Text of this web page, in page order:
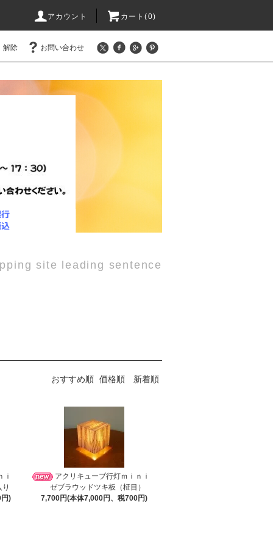
アカウント カート(0)
解除 お問い合わせ
site leading sentence
おすすめ順 価格順 新着順
ｉ
)
アクリキューブ行灯ｍｉｎｉ
ゼブラウッドツキ板（柾目）
7,700円(本体7,000円、税700円)